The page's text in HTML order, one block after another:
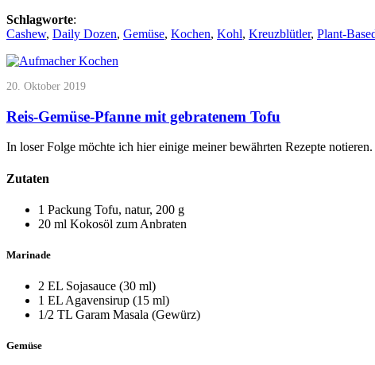
Schlagworte:
Cashew, Daily Dozen, Gemüse, Kochen, Kohl, Kreuzblütler, Plant-
20. Oktober 2019
Reis-Gemüse-Pfanne mit gebratenem Tofu
In loser Folge möchte ich hier einige meiner bewährten Rezepte
Zutaten
1 Packung Tofu, natur, 200 g
20 ml Kokosöl zum Anbraten
Marinade
2 EL Sojasauce (30 ml)
1 EL Agavensirup (15 ml)
1/2 TL Garam Masala (Gewürz)
Gemüse